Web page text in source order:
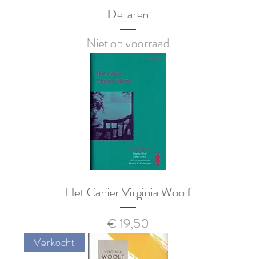
De jaren
Niet op voorraad
Het Cahier Virginia Woolf
Prijs
€ 19,50
Verkocht